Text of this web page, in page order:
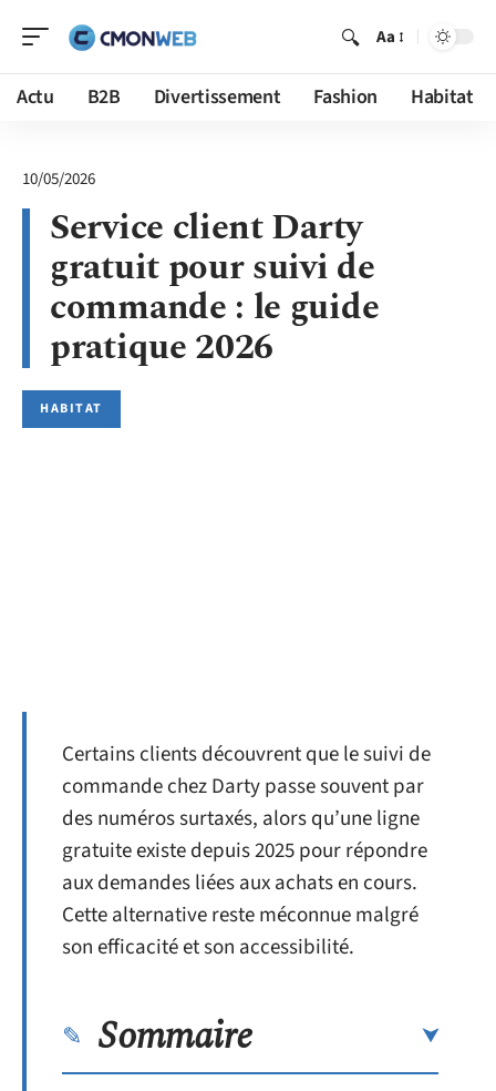
Aa
Actu B2B Divertissement Fashion Habitat
10/05/2026
Service client Darty
gratuit pour suivi de
commande : le guide
pratique 2026
HABITAT
Certains clients découvrent que le suivi de
commande chez Darty passe souvent par
des numéros surtaxés, alors qu’une ligne
gratuite existe depuis 2025 pour répondre
aux demandes liées aux achats en cours.
Cette alternative reste méconnue malgré
son efficacité et son accessibilité.
Sommaire